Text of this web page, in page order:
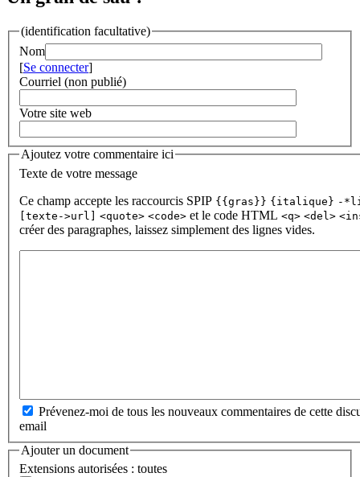
(identification facultative)
Nom
[Se connecter]
Courriel (non publié)
Votre site web
Ajoutez votre commentaire ici
Texte de votre message
Ce champ accepte les raccourcis SPIP {{gras}} {italique} -
[texte->url] <quote> <code> et le code HTML <q> <del>
créer des paragraphes, laissez simplement des lignes vides.
Prévenez-moi de tous les nouveaux commentaires de cette
email
Ajouter un document
Extensions autorisées : toutes